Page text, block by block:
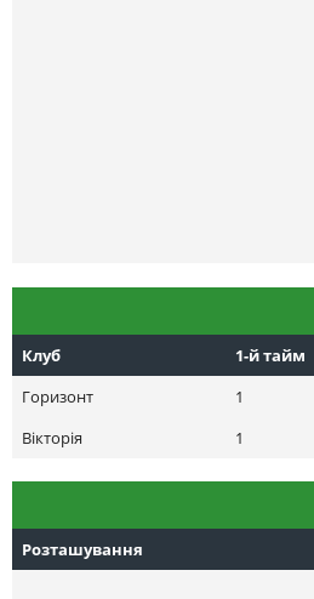
Клуб 1-й тайм
Горизонт
1
Вікторія
1
Розташування